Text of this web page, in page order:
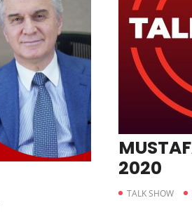
2020
TALK SHOW